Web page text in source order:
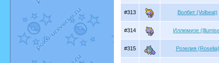
#313 Волбит (Volbeat)
#314 Иллюмизе
#315 Розелия (Roselia)